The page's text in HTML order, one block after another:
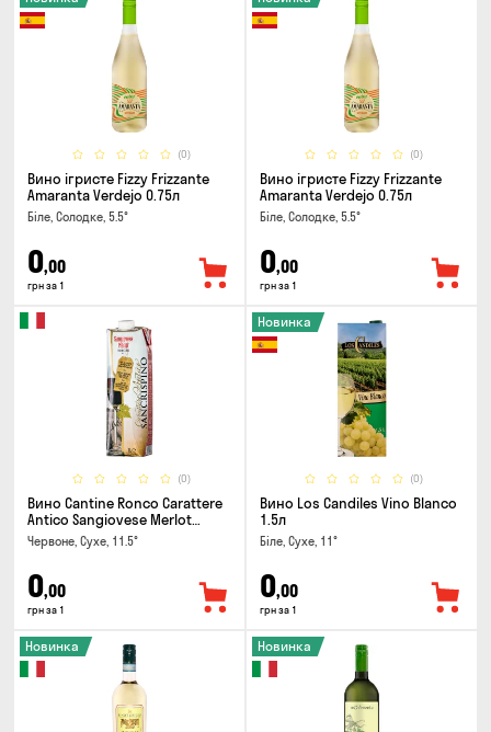
(0)
Вино ігристе Fizzy Frizzante
Amaranta Verdejo 0.75л
Біле, Солодке, 5.5°
0,00
грн за 1
(0)
Вино ігристе Fizzy Frizzante
Amaranta Verdejo 0.75л
Біле, Солодке, 5.5°
0,00
грн за 1
(0)
Вино Cantine Ronco Carattere
Antico Sangiovese Merlot
Rubicone IGT 1л
Червоне, Сухе, 11.5°
0,00
грн за 1
(0)
Новинка
Вино Los Candiles Vino Blanco
1.5л
Біле, Сухе, 11°
0,00
грн за 1
Новинка Новинка